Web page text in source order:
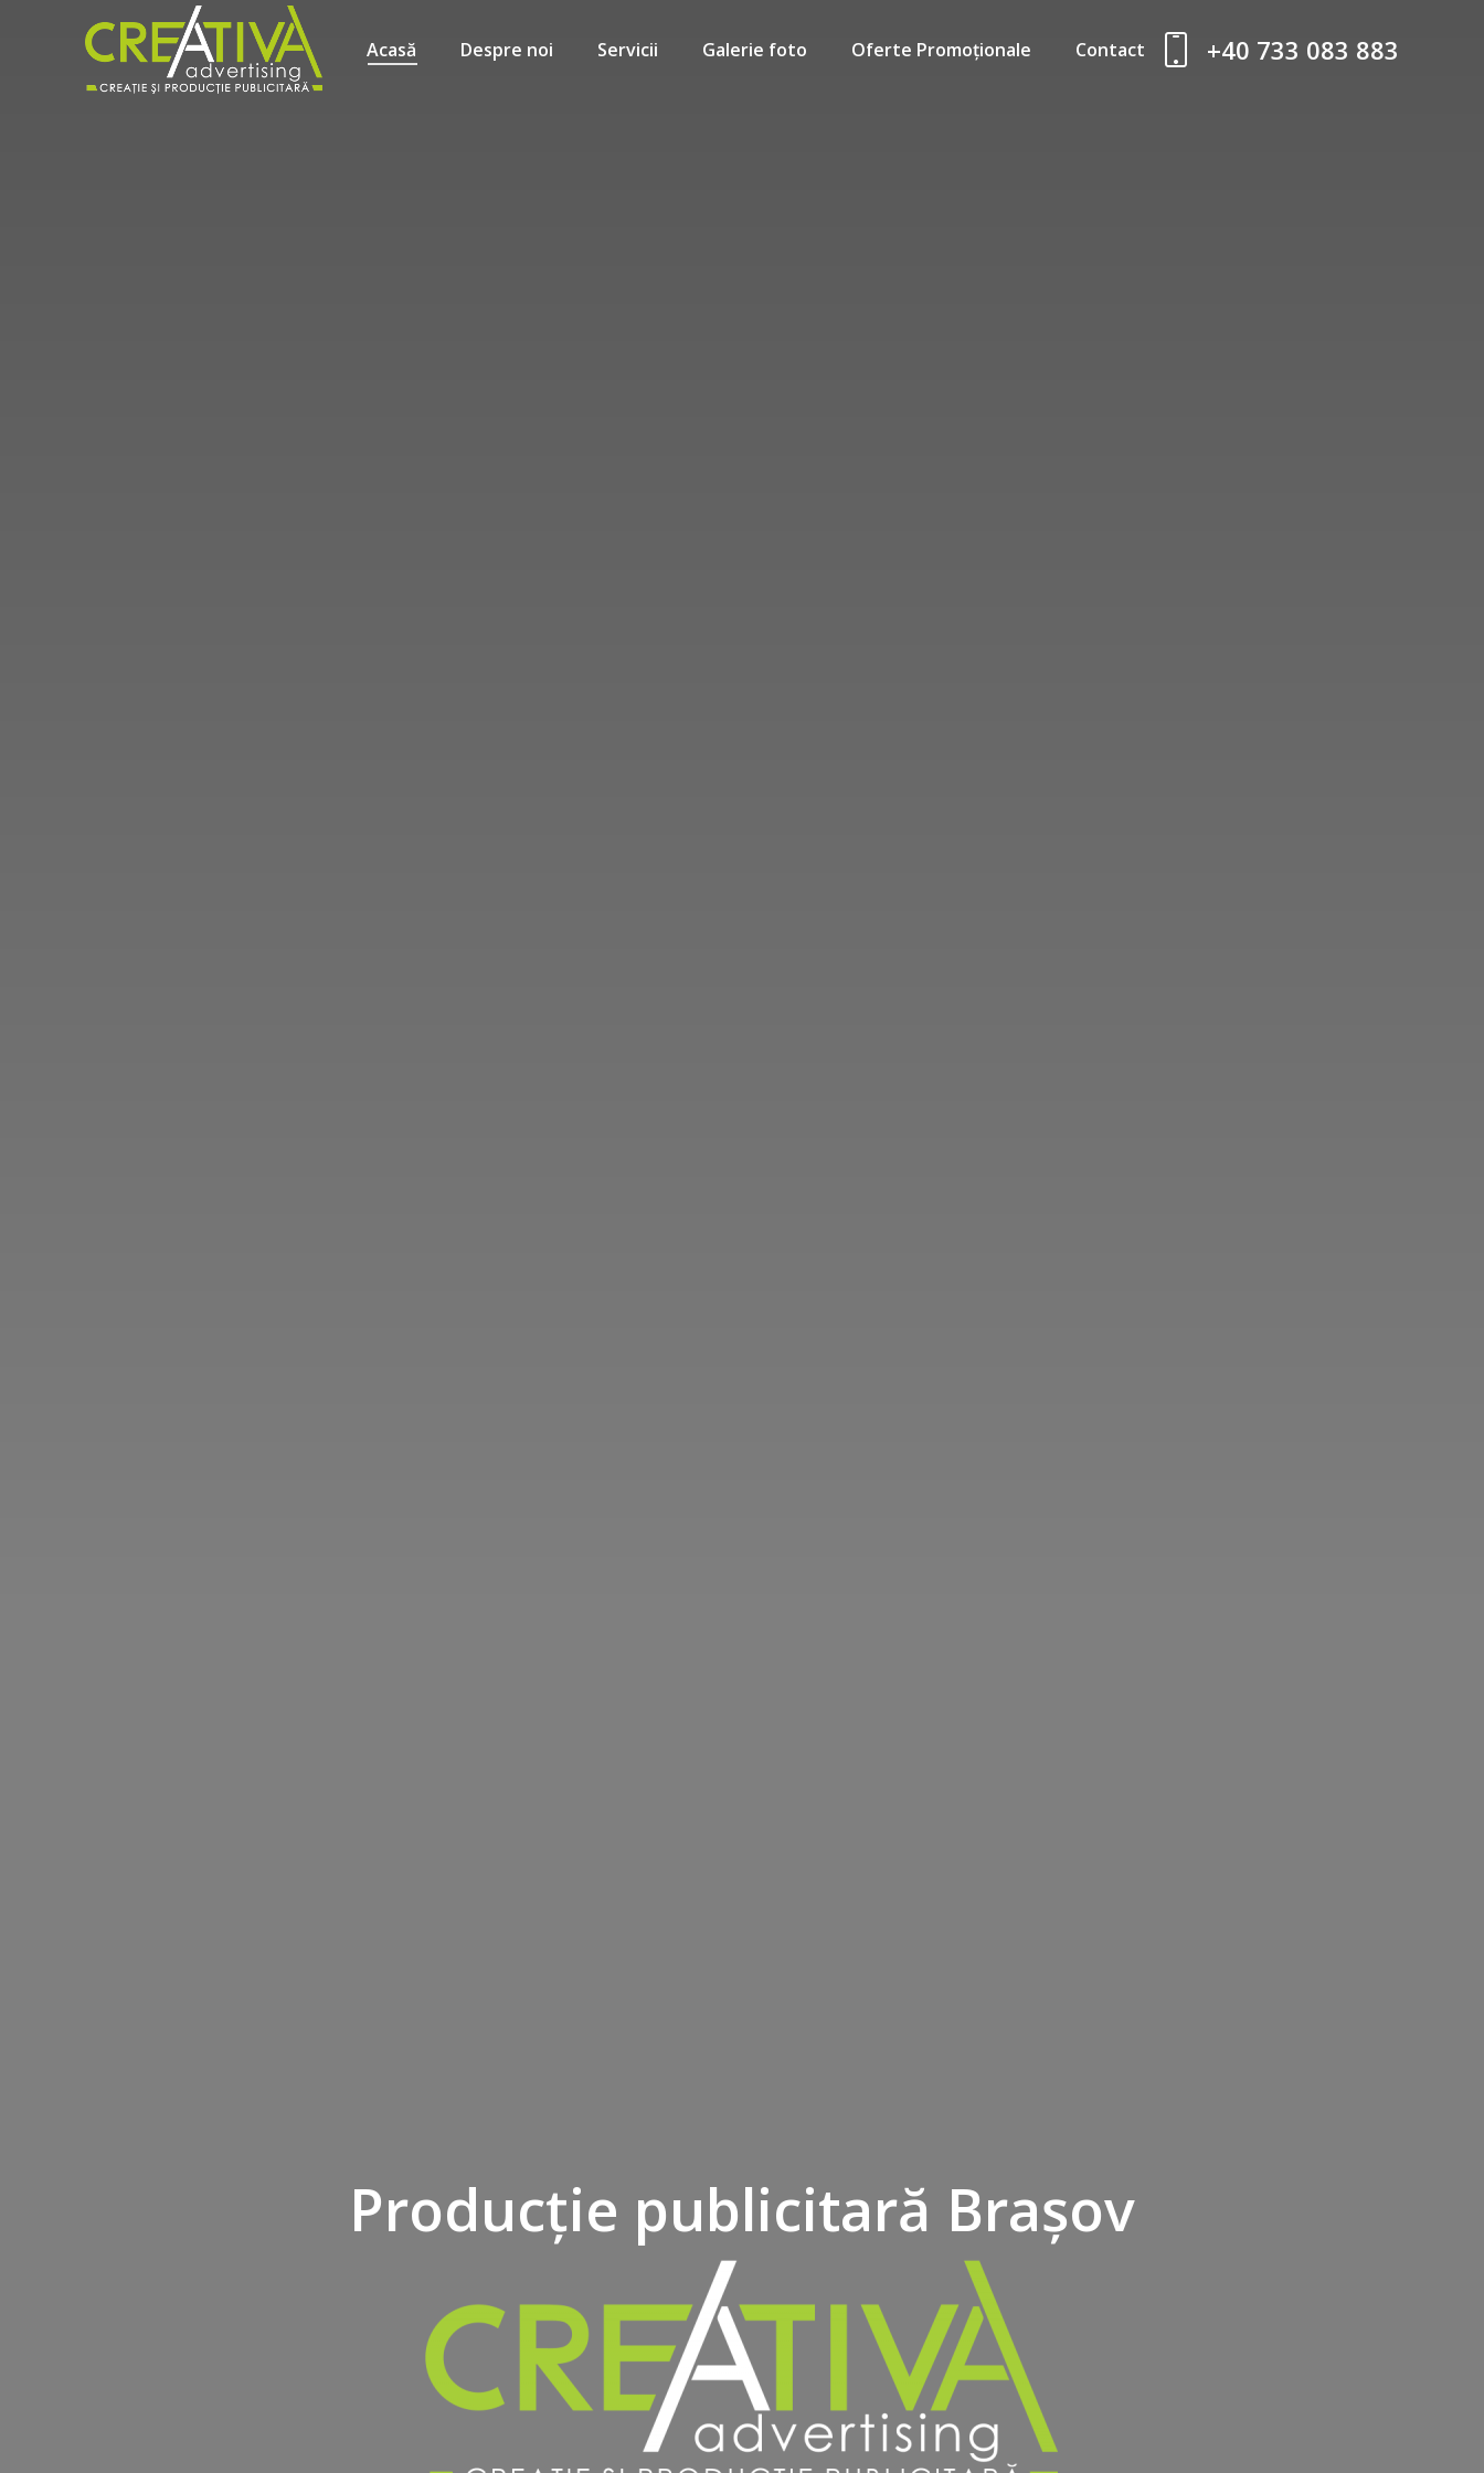
Acasă Despre noi Servicii Galerie foto Oferte Promoționale Contact +40 733 083 883
Producție publicitară Brașov